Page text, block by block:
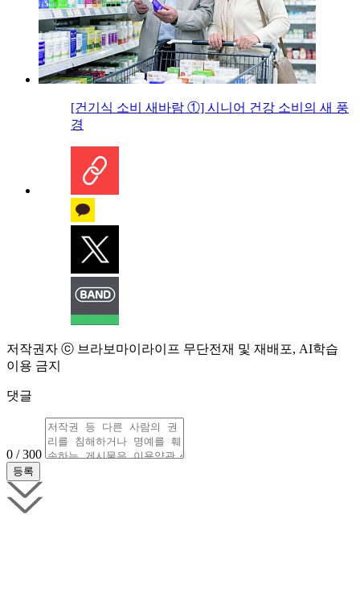
[건기식 소비 새바람 ①] 시니어 건강 소비의 새 풍
경
저작권자 ⓒ 브라보마이라이프 무단전재 및 재배포, AI학습
이용 금지
댓글
0 / 300